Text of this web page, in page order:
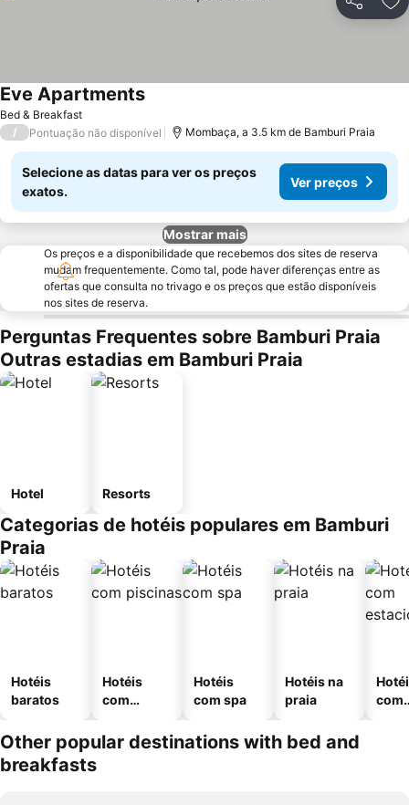
Partilhar
Bed & Breakfast
Eve Apartments
/ Pontuação não disponível Mombaça, a 3.5 km de Bamburi Praia
Selecione as datas para ver os preços
exatos.
Ver preços
Mostrar mais
Os preços e a disponibilidade que recebemos dos sites de reserva
mudam frequentemente. Como tal, pode haver diferenças entre as
ofertas que consulta no trivago e os preços que estão disponíveis
nos sites de reserva.
Perguntas Frequentes sobre Bamburi Praia
Outras estadias em Bamburi Praia
Hotel Resorts
Categorias de hotéis populares em Bamburi
Praia
Hotéis
baratos
Hotéis
com
Hotéis
com spa
Hotéis na
praia
com
Other popular destinations with bed and
breakfasts